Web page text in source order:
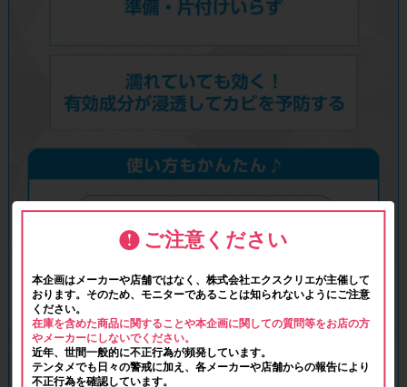
ご注意ください
本企画はメーカーや店舗ではなく、株式会社エクスクリエが主催して
おります。そのため、モニターであることは知られないようにご注意
ください。
在庫を含めた商品に関することや本企画に関しての質問等をお店の方
やメーカーにしないでください。
近年、世間一般的に不正行為が頻発しています。
テンタメでも日々の警戒に加え、各メーカーや店舗からの報告により
不正行為を確認しています。